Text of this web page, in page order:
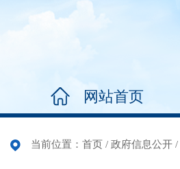
网站首页
当前位置： 首页 / 政府信息公开 /